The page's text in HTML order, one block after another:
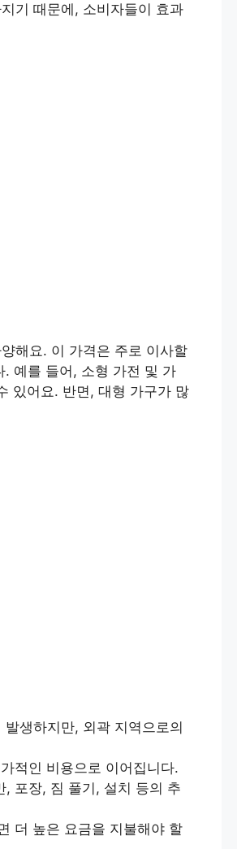
기 때문에, 소비자들이 효과
해요. 이 가격은 주로 이사할
예를 들어, 소형 가전 및 가
있어요. 반면, 대형 가구가 많
생하지만, 외곽 지역으로의
적인 비용으로 이어집니다.
, 포장, 짐 풀기, 설치 등의 추
더 높은 요금을 지불해야 할